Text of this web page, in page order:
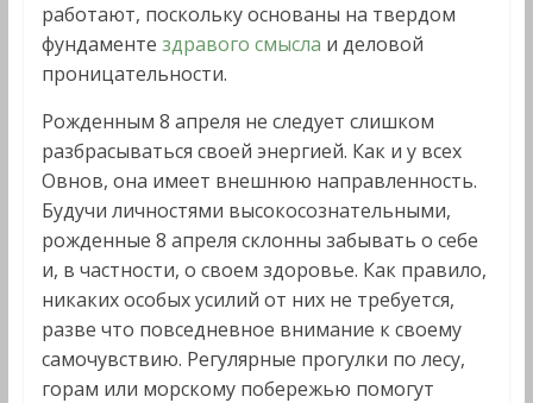
работают, поскольку основаны на твердом
фундаменте здравого смысла и деловой
проницательности.
Рожденным 8 апреля не следует слишком
разбрасываться своей энергией. Как и у всех
Овнов, она имеет внешнюю направленность.
Будучи личностями высокосознательными,
рожденные 8 апреля склонны забывать о себе
и, в частности, о своем здоровье. Как правило,
никаких особых усилий от них не требуется,
разве что повседневное внимание к своему
самочувствию. Регулярные прогулки по лесу,
горам или морскому побережью помогут